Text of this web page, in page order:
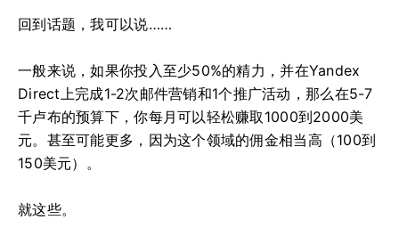
回到话题，我可以说……
一般来说，如果你投入至少50%的精力，并在Yandex
Direct上完成1-2次邮件营销和1个推广活动，那么在5-7
千卢布的预算下，你每月可以轻松赚取1000到2000美
元。甚至可能更多，因为这个领域的佣金相当高（100到
150美元）。
就这些。